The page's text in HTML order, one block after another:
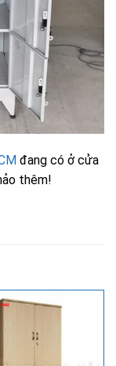
đang có ở cửa
thêm!